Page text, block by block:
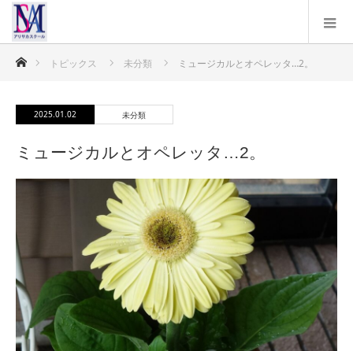
ホームトピックス 未分類 ミュージカルとオペレッタ…2。
2025.01.02 未分類
ミュージカルとオペレッタ…2。